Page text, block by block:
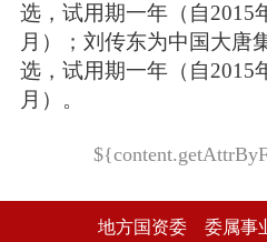
选，试用期一年（自2015
月）；刘传东为中国大唐
选，试用期一年（自2015
月）。
地方国资委 委属事